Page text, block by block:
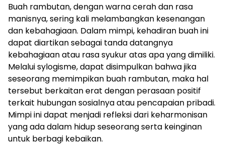
Buah rambutan, dengan warna cerah dan rasa
manisnya, sering kali melambangkan kesenangan
dan kebahagiaan. Dalam mimpi, kehadiran buah ini
dapat diartikan sebagai tanda datangnya
kebahagiaan atau rasa syukur atas apa yang dimiliki.
Melalui sylogisme, dapat disimpulkan bahwa jika
seseorang memimpikan buah rambutan, maka hal
tersebut berkaitan erat dengan perasaan positif
terkait hubungan sosialnya atau pencapaian pribadi.
Mimpi ini dapat menjadi refleksi dari keharmonisan
yang ada dalam hidup seseorang serta keinginan
untuk berbagi kebaikan.